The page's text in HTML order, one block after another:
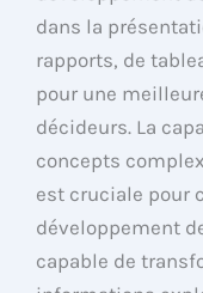
dans la
rapports, de
pour une
décideurs. La
concepts
est cruciale pour
développement
capable de